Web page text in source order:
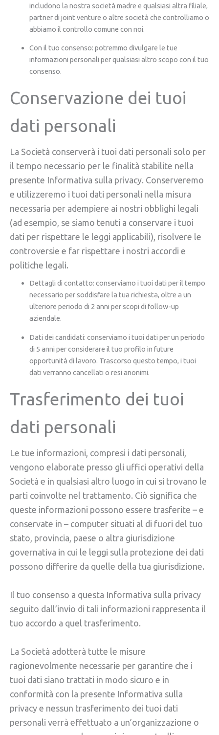
includono la nostra società madre e qualsiasi altra filiale,
partner di joint venture o altre società che controlliamo o
abbiamo il controllo comune con noi.
Con il tuo consenso: potremmo divulgare le tue
informazioni personali per qualsiasi altro scopo con il tuo
consenso.
Conservazione dei tuoi
dati personali
La Società conserverà i tuoi dati personali solo per
il tempo necessario per le finalità stabilite nella
presente Informativa sulla privacy. Conserveremo
e utilizzeremo i tuoi dati personali nella misura
necessaria per adempiere ai nostri obblighi legali
(ad esempio, se siamo tenuti a conservare i tuoi
dati per rispettare le leggi applicabili), risolvere le
controversie e far rispettare i nostri accordi e
politiche legali.
Dettagli di contatto: conserviamo i tuoi dati per il tempo
necessario per soddisfare la tua richiesta, oltre a un
ulteriore periodo di 2 anni per scopi di follow-up
aziendale.
Dati dei candidati: conserviamo i tuoi dati per un periodo
di 5 anni per considerare il tuo profilo in future
opportunità di lavoro. Trascorso questo tempo, i tuoi
dati verranno cancellati o resi anonimi.
Trasferimento dei tuoi
dati personali
Le tue informazioni, compresi i dati personali,
vengono elaborate presso gli uffici operativi della
Società e in qualsiasi altro luogo in cui si trovano le
parti coinvolte nel trattamento. Ciò significa che
queste informazioni possono essere trasferite – e
conservate in – computer situati al di fuori del tuo
stato, provincia, paese o altra giurisdizione
governativa in cui le leggi sulla protezione dei dati
possono differire da quelle della tua giurisdizione.
Il tuo consenso a questa Informativa sulla privacy
seguito dall’invio di tali informazioni rappresenta il
tuo accordo a quel trasferimento.
La Società adotterà tutte le misure
ragionevolmente necessarie per garantire che i
tuoi dati siano trattati in modo sicuro e in
conformità con la presente Informativa sulla
privacy e nessun trasferimento dei tuoi dati
personali verrà effettuato a un’organizzazione o